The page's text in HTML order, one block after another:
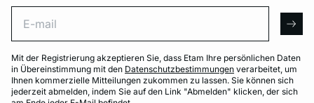
Mit der Registrierung akzeptieren Sie, dass Etam Ihre persönlichen Daten
in Übereinstimmung mit den Datenschutzbestimmungen verarbeitet, um
Ihnen kommerzielle Mitteilungen zukommen zu lassen. Sie können sich
jederzeit abmelden, indem Sie auf den Link "Abmelden" klicken, der sich